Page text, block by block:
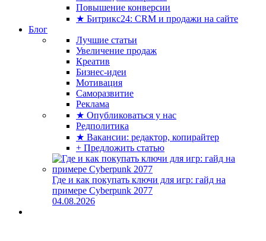
Повышение конверсии
★ Битрикс24: CRM и продажи на сайте
Блог
Лучшие статьи
Увеличение продаж
Креатив
Бизнес-идеи
Мотивация
Саморазвитие
Реклама
★ Опубликоваться у нас
Редполитика
★ Вакансии: редактор, копирайтер
+ Предложить статью
Где и как покупать ключи для игр: гайд на
примере Cyberpunk 2077
04.08.2026